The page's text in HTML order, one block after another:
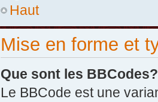
Haut
Mise en forme et
Que sont les BBCodes?
Le BBCode est une